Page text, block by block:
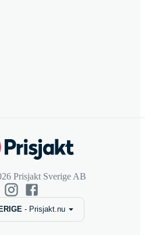
Prisjakt Sverige AB
- Prisjakt.nu